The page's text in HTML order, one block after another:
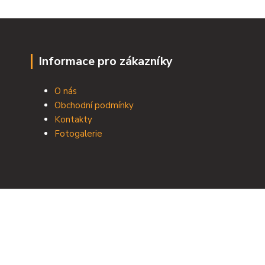
Informace pro zákazníky
O nás
Obchodní podmínky
Kontakty
Fotogalerie